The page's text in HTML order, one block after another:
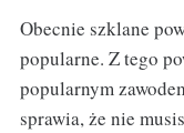
Obecnie szklane
popularne. Z tego
popularnym
sprawia, że nie